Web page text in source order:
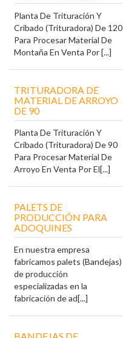
Planta De Trituración Y
Cribado (Trituradora) De 120
Para Procesar Material De
Montaña En Venta Por [...]
TRITURADORA DE
MATERIAL DE ARROYO
DE 90
Planta De Trituración Y
Cribado (Trituradora) De 90
Para Procesar Material De
Arroyo En Venta Por El[...]
PALETS DE
PRODUCCIÓN PARA
ADOQUINES
En nuestra empresa
fabricamos palets (Bandejas)
de producción
especializadas en la
fabricación de ad[...]